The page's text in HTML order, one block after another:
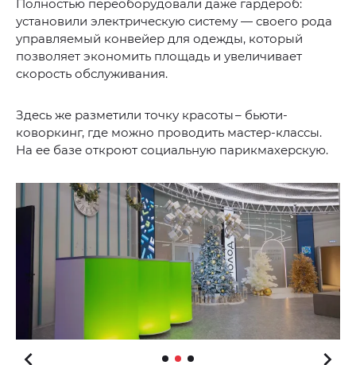
Полностью переоборудовали даже гардероб:
установили электрическую систему — своего рода
управляемый конвейер для одежды, который
позволяет экономить площадь и увеличивает
скорость обслуживания.
Здесь же разметили точку красоты – бьюти-
коворкинг, где можно проводить мастер-классы.
На ее базе откроют социальную парикмахерскую.